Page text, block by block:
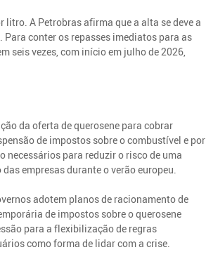
litro. A Petrobras afirma que a alta se deve a
conter os repasses imediatos para as
seis vezes, com início em julho de 2026,
da oferta de querosene para cobrar
de impostos sobre o combustível e por
para reduzir o risco de uma
empresas durante o verão europeu.
adotem planos de racionamento de
de impostos sobre o querosene
para a flexibilização de regras
como forma de lidar com a crise.